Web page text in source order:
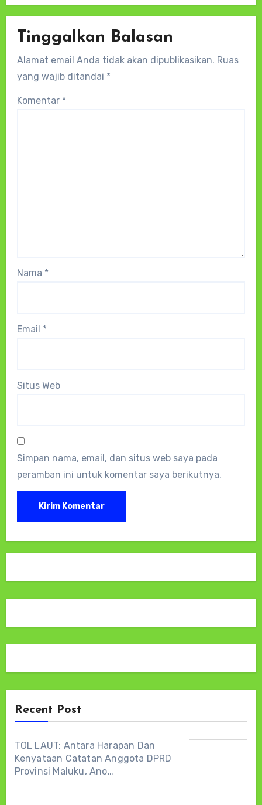
Tinggalkan Balasan
Alamat email Anda tidak akan dipublikasikan. Ruas
yang wajib ditandai *
Komentar *
Nama *
Email *
Situs Web
Simpan nama, email, dan situs web saya pada
peramban ini untuk komentar saya berikutnya.
Recent Post
TOL LAUT: Antara Harapan Dan
Kenyataan Catatan Anggota DPRD
Provinsi Maluku, Ano…